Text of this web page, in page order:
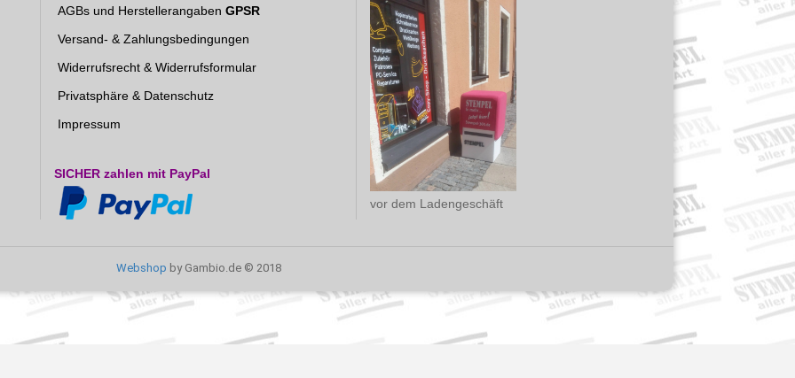
AGBs und Herstellerangaben GPSR
Versand- & Zahlungsbedingungen
Widerrufsrecht & Widerrufsformular
Privatsphäre & Datenschutz
Impressum
SICHER zahlen mit PayPal
vor dem Ladengeschäft
Webshop by Gambio.de © 2018